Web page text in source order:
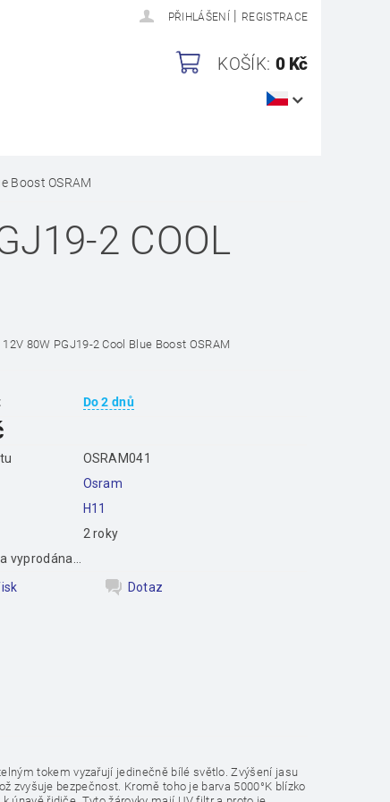
PŘIHLÁŠENÍ | REGISTRACE
KOŠÍK: 0 Kč
Boost OSRAM
2 COOL
80W PGJ19-2 Cool Blue Boost OSRAM
Do 2 dnů
OSRAM041
Osram
H11
2 roky
vyprodána...
Dotaz
tokem vyzařují jedinečně bílé světlo. Zvýšení jasu
zvyšuje bezpečnost. Kromě toho je barva 5000°K blízko